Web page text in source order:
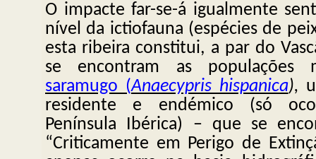
O impacte far-se-á igualmente
nível da ictiofauna (espécies de
esta ribeira constitui, a par do
se encontram as populações
saramugo (Anaecypris hispanica),
residente e endémico (só
Península Ibérica) – que se
“Criticamente em Perigo de